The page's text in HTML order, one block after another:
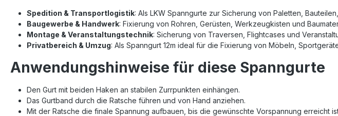
Spedition & Transportlogistik: Als LKW Spanngurte zur Sicherung von Paletten,
Baugewerbe & Handwerk: Fixierung von Rohren, Gerüsten, Werkzeugkisten und
Montage & Veranstaltungstechnik: Sicherung von Traversen, Flightcases und
Privatbereich & Umzug: Als Spanngurt 12m ideal für die Fixierung von Möbeln,
Anwendungshinweise für diese Spanngurte
Den Gurt mit beiden Haken an stabilen Zurrpunkten einhängen.
Das Gurtband durch die Ratsche führen und von Hand anziehen.
Mit der Ratsche die finale Spannung aufbauen, bis die gewünschte Vorspannung erreicht